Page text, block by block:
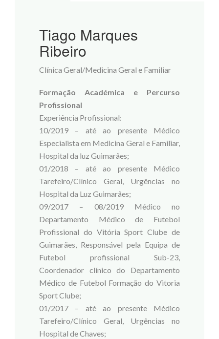
Tiago Marques
Ribeiro
Clínica Geral/Medicina Geral e Familiar
Formação Académica e Percurso
Profissional
Experiência Profissional:
10/2019 – até ao presente Médico
Especialista em Medicina Geral e Familiar,
Hospital da luz Guimarães;
01/2018 – até ao presente Médico
Tarefeiro/Clínico Geral, Urgências no
Hospital da Luz Guimarães;
09/2017 – 08/2019 Médico no
Departamento Médico de Futebol
Profissional do Vitória Sport Clube de
Guimarães, Responsável pela Equipa de
Futebol profissional Sub-23,
Coordenador clínico do Departamento
Médico de Futebol Formação do Vitoria
Sport Clube;
01/2017 – até ao presente Médico
Tarefeiro/Clínico Geral, Urgências no
Hospital de Chaves;